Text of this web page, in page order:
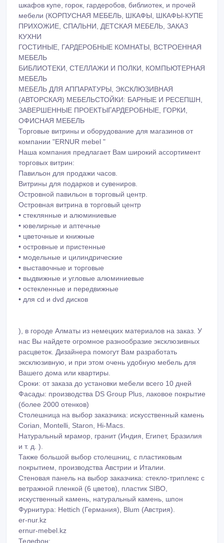
Компания “ERNUR MEBEL” занимается изготовлением
шкафов купе, горок, гардеробов, библиотек, и прочей
мебели (КОРПУСНАЯ МЕБЕЛЬ, ШКАФЫ, ШКАФЫ-КУПЕ
ПРИХОЖИЕ, СПАЛЬНИ, ДЕТСКАЯ МЕБЕЛЬ, ЗАКАЗ
КУХНИ
ГОСТИНЫЕ, ГАРДЕРОБНЫЕ КОМНАТЫ, ВСТРОЕННАЯ
МЕБЕЛЬ
БИБЛИОТЕКИ, СТЕЛЛАЖИ И ПОЛКИ, КОМПЬЮТЕРНАЯ
МЕБЕЛЬ
МЕБЕЛЬ ДЛЯ АППАРАТУРЫ, ЭКСКЛЮЗИВНАЯ
(АВТОРСКАЯ) МЕБЕЛЬCТОЙКИ: БАРНЫЕ И РЕСЕПШН,
ЗАВЕРШЕННЫЕ ПРОЕКТЫГАРДЕРОБНЫЕ, ГОРКИ,
ОФИСНАЯ МЕБЕЛЬ
Торговые витрины и оборудование для магазинов от
компании "ERNUR mebel "
Наша компания предлагает Вам широкий ассортимент
торговых витрин:
Павильон для продажи чаcов.
Витрины для подарков и сувениров.
Островной павильон в торговый центр.
Островная витрина в торговый центр
• стеклянные и алюминиевые
• ювелирные и аптечные
• цветочные и книжные
• выставочные и торговые
• выдвижные и угловые алюминиевые
• остекленные и передвижные
• для cd и dvd дисков
), в городе Алматы из немецких материалов на заказ. У
нас Вы найдете огромное разнообразие эксклюзивных
расцветок. Дизайнера помогут Вам разработать
эксклюзивную, и при этом очень удобную мебель для
Вашего дома или квартиры.
Сроки: от заказа до установки мебели всего 10 дней
Фасады: производства DS Group Plus, лаковое покрытие
(более 2000 отенков)
Столешница на выбор заказчика: искусственный камень
Corian, Montelli, Staron, Hi-Macs.
Натуральный мрамор, гранит (Индия, Египет, Бразилия
и т. д. ).
Также большой выбор столешниц, с пластиковым
покрытием, производства Австрии и Италии.
Стеновая панель на выбор заказчика: стекло-триплекс с